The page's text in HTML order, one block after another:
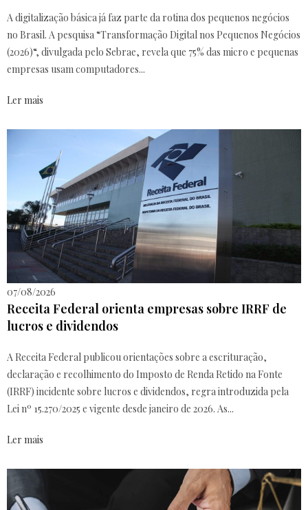
A digitalização básica já faz parte da rotina dos pequenos negócios
no Brasil. A pesquisa “Transformação Digital nos Pequenos Negócios
(2026)“, divulgada pelo Sebrae, revela que 75% das micro e pequenas
empresas usam computadores...
Ler mais
07/08/2026
Receita Federal orienta empresas sobre IRRF de
lucros e dividendos
A Receita Federal publicou orientações sobre a escrituração,
declaração e recolhimento do Imposto de Renda Retido na Fonte
(IRRF) incidente sobre lucros e dividendos, regra introduzida pela
Lei nº 15.270/2025 e vigente desde janeiro de 2026. As...
Ler mais